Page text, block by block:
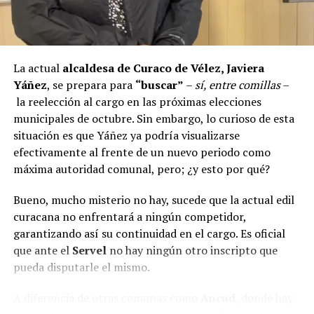
proyectos elegibles tanto en PMU como en PMB, pero
que hasta la fecha no han recibido respuesta clara sobre
si se entregarán los recursos.“Preocupa esta situación,
estos son proyectos que vienen trabajándose desde
hace tiempo y que hoy están en riesgo por la falta de
financiamiento”,declaró.
En la comuna deCuraco de Vélez, la alcaldesa Javiera
Yáñez
indicó que históricamente la Subdere ha apoyado
a los municipios en diversos proyectos y que confía en
que durante el año se asignen nuevos recursos, aunque
reconoció una disminución evidente en comparación
con ejercicios anteriores. Señaló que su administración
ha presentado iniciativas por más de 200 millones de
pesos en distintas líneas de financiamiento, y que, pese
a los esfuerzos, los fondos aún no han llegado,
La actual alcaldesa de Curaco de Vélez, Javiera
Yáñez, se prepara para “buscar” – sí, entre comillas–
la reelección al cargo en las próximas elecciones
municipales de octubre. Sin embargo, lo curioso de esta
situación es que Yáñez ya podría visualizarse
efectivamente al frente de un nuevo periodo como
máxima autoridad comunal, pero; ¿y esto por qué?
Bueno, mucho misterio no hay, sucede que la actual edil
curacana no enfrentará a ningún competidor,
garantizando así su continuidad en el cargo. Es oficial
que ante el Servelno hay ningún otro inscripto que
pueda disputarle el mismo.